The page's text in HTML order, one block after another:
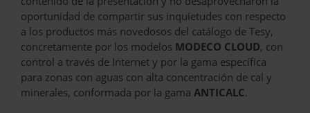
oportunidad de compartir sus inquietudes con respecto
a los productos más novedosos del catálogo de Tesy,
concretamente por los modelos MODECO CLOUD, con
control a través de Internet y por la gama específica
para zonas con aguas con alta concentración de cal y
minerales, conformada por la gama ANTICALC.